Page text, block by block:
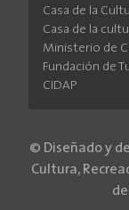
Casa de la
Casa de la
Ministerio de
Fundación de
CIDAP
© Diseñado y
Cultura,